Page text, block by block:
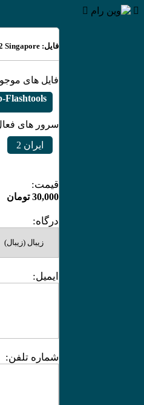
فایل: Huawei Ascend Y600 | Y600-U20 C492B007 4.2.2 Singapore
فایل های
Flashtools
سرور های
ایران 2
قیمت:
30,000 تومان
درگاه:
ایمیل:
شماره تلفن: